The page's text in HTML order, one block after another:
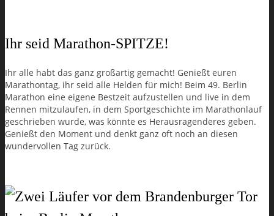
Ihr seid Marathon-SPITZE!
Ihr alle habt das ganz großartig gemacht! Genießt euren
Marathontag, ihr seid alle Helden für mich! Beim 49. Berlin
Marathon eine eigene Bestzeit aufzustellen und live in dem
Rennen mitzulaufen, in dem Sportgeschichte im Marathonlauf
geschrieben wurde, was könnte es Herausragenderes geben.
Genießt den Moment und denkt ganz oft noch an diesen
wundervollen Tag zurück.